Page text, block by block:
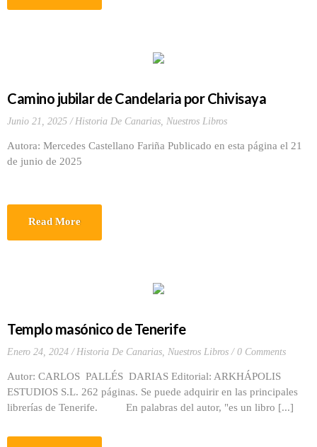
Camino jubilar de Candelaria por Chivisaya
Junio 21, 2025 Historia De Canarias, Nuestros Libros
Autora: Mercedes Castellano Fariña Publicado en esta página el 21
de junio de 2025
Read More
Templo masónico de Tenerife
Enero 24, 2024 Historia De Canarias, Nuestros Libros 0 Comments
Autor: CARLOS PALLÉS DARIAS Editorial: ARKHÁPOLIS
ESTUDIOS S.L. 262 páginas. Se puede adquirir en las principales
librerías de Tenerife. En palabras del autor, "es un libro [...]